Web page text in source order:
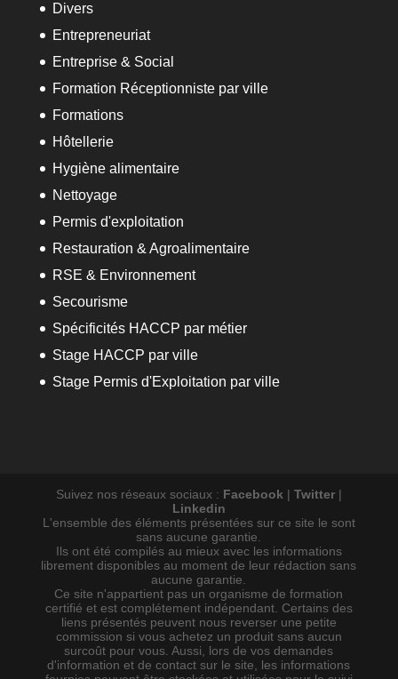
Divers
Entrepreneuriat
Entreprise & Social
Formation Réceptionniste par ville
Formations
Hôtellerie
Hygiène alimentaire
Nettoyage
Permis d'exploitation
Restauration & Agroalimentaire
RSE & Environnement
Secourisme
Spécificités HACCP par métier
Stage HACCP par ville
Stage Permis d'Exploitation par ville
Suivez nos réseaux sociaux : Facebook| Twitter|
Linkedin
L'ensemble des éléments présentées sur ce site le sont
sans aucune garantie.
Ils ont été compilés au mieux avec les informations
librement disponibles au moment de leur rédaction sans
aucune garantie.
Ce site n'appartient pas un organisme de formation
certifié et est complétement indépendant. Certains des
liens présentés peuvent nous reverser une petite
commission si vous achetez un produit sans aucun
surcoût pour vous. Aussi, lors de vos demandes
d'information et de contact sur le site, les informations